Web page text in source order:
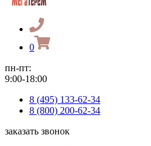
0
пн-пт:
9:00-18:00
8 (495) 133-62-34
8 (800) 200-62-34
заказать звонок